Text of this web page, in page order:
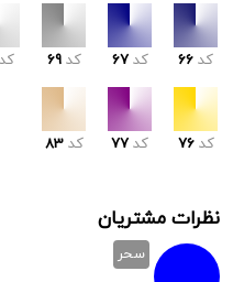
کد 66 کد 67 کد 69 کد
کد 76 کد 77 کد 83
نظرات مشتریان
سحر